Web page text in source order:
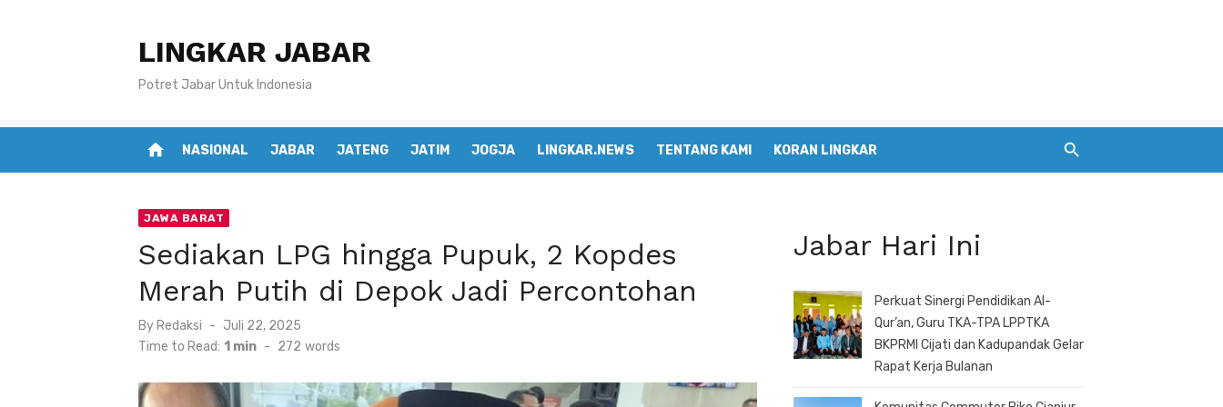
LINGKAR JABAR
Potret Jabar Untuk Indonesia
home NASIONAL JABAR JATENG JATIM JOGJA LINGKAR.NEWS TENTANG KAMI KORAN LINGKAR
JAWA BARAT
Sediakan LPG hingga Pupuk, 2 Kopdes
Merah Putih di Depok Jadi Percontohan
By Redaksi
Posted
on
Juli 22, 2025
Time to Read: 1 min - 272 words
Jabar Hari Ini
Perkuat Sinergi Pendidikan Al-
Qur’an, Guru TKA-TPA LPPTKA
BKPRMI Cijati dan Kadupandak Gelar
Rapat Kerja Bulanan